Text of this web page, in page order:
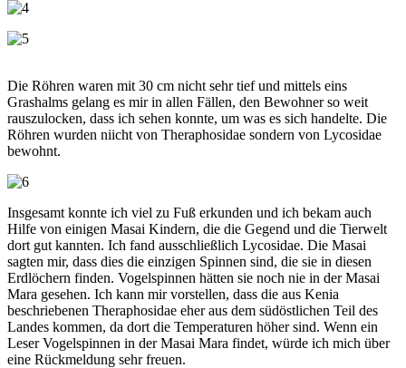
Die Röhren waren mit 30 cm nicht sehr tief und mittels eins
Grashalms gelang es mir in allen Fällen, den Bewohner so weit
rauszulocken, dass ich sehen konnte, um was es sich handelte. Die
Röhren wurden niicht von Theraphosidae sondern von Lycosidae
bewohnt.
Insgesamt konnte ich viel zu Fuß erkunden und ich bekam auch
Hilfe von einigen Masai Kindern, die die Gegend und die Tierwelt
dort gut kannten. Ich fand ausschließlich Lycosidae. Die Masai
sagten mir, dass dies die einzigen Spinnen sind, die sie in diesen
Erdlöchern finden. Vogelspinnen hätten sie noch nie in der Masai
Mara gesehen. Ich kann mir vorstellen, dass die aus Kenia
beschriebenen Theraphosidae eher aus dem südöstlichen Teil des
Landes kommen, da dort die Temperaturen höher sind. Wenn ein
Leser Vogelspinnen in der Masai Mara findet, würde ich mich über
eine Rückmeldung sehr freuen.